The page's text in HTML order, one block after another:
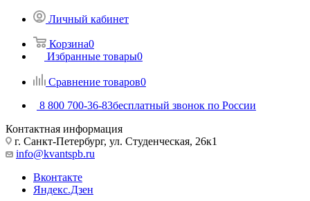
Личный кабинет
Корзина0
Избранные товары0
Сравнение товаров0
8 800 700-36-83бесплатный звонок по России
Контактная информация
г. Санкт-Петербург, ул. Студенческая, 26к1
info@kvantspb.ru
Вконтакте
Яндекс.Дзен